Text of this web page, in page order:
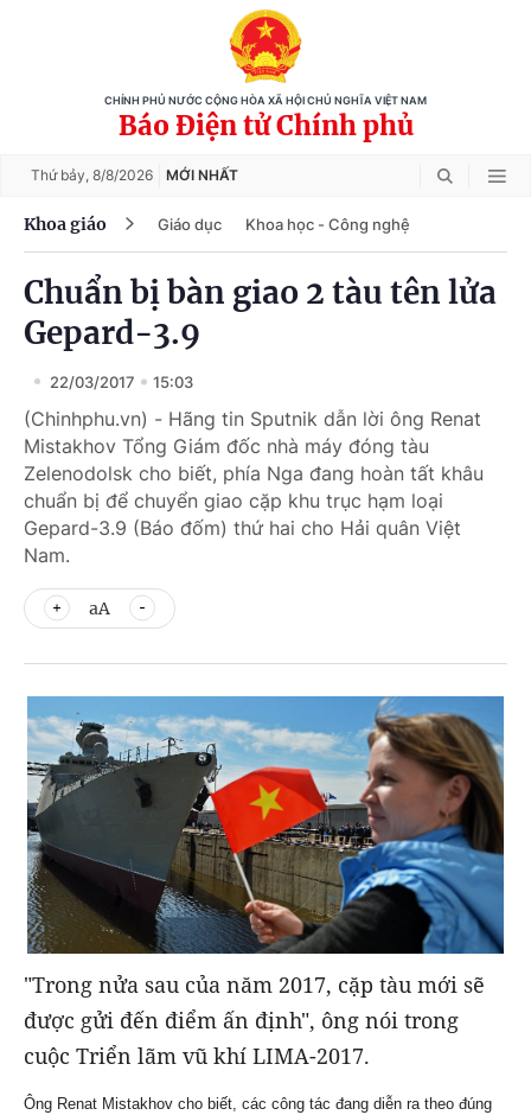
CHÍNH PHỦ NƯỚC CỘNG HÒA XÃ HỘI CHỦ NGHĨA VIỆT NAM
Báo Điện tử Chính phủ
Thứ bảy, 8/8/2026 MỚI NHẤT
Khoa giáo Giáo dục Khoa học - Công nghệ
Chuẩn bị bàn giao 2 tàu tên lửa
Gepard-3.9
22/03/2017 15:03
(Chinhphu.vn) - Hãng tin Sputnik dẫn lời ông Renat
Mistakhov Tổng Giám đốc nhà máy đóng tàu
Zelenodolsk cho biết, phía Nga đang hoàn tất khâu
chuẩn bị để chuyển giao cặp khu trục hạm loại
Gepard-3.9 (Báo đốm) thứ hai cho Hải quân Việt
Nam.
aA
"Trong nửa sau của năm 2017, cặp tàu mới sẽ
được gửi đến điểm ấn định", ông nói trong
cuộc Triển lãm vũ khí LIMA-2017.
Ông Renat Mistakhov cho biết, các công tác đang diễn ra theo đúng